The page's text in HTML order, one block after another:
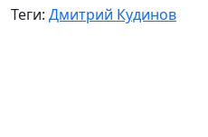
Теги: Дмитрий Кудинов